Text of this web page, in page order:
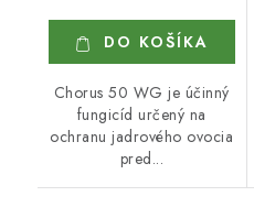
DO KOŠÍKA
Chorus 50 WG je účinný
fungicíd určený na
ochranu jadrového ovocia
pred...